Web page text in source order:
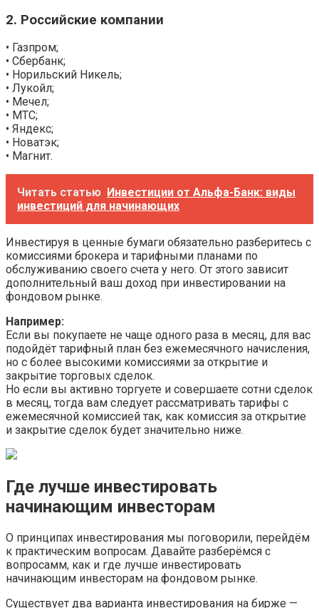
2. Российские компании
• Газпром;
• Сбербанк;
• Норильский Никель;
• Лукойл;
• Мечел;
• МТС;
• Яндекс;
• Новатэк;
• Магнит.
Читать статью Инвестиции от Альфа-Банк: виды
инвестиций для начинающих
Инвестируя в ценные бумаги обязательно разберитесь с
комиссиями брокера и тарифными планами по
обслуживанию своего счета у него. От этого зависит
дополнительный ваш доход при инвестировании на
фондовом рынке.
Например:
Если вы покупаете не чаще одного раза в месяц, для вас
подойдёт тарифный план без ежемесячного начисления,
но с более высокими комиссиями за открытие и
закрытие торговых сделок.
Но если вы активно торгуете и совершаете сотни сделок
в месяц, тогда вам следует рассматривать тарифы с
ежемесячной комиссией так, как комиссия за открытие
и закрытие сделок будет значительно ниже.
Где лучше инвестировать
начинающим инвесторам
О принципах инвестирования мы поговорили, перейдём
к практическим вопросам. Давайте разберёмся с
вопросамм, как и где лучше инвестировать
начинающим инвесторам на фондовом рынке.
Существует два варианта инвестирования на бирже —